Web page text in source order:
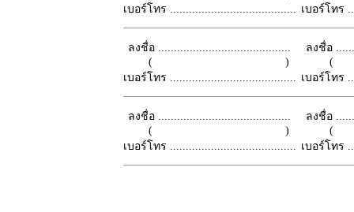
เบอร์โทร ........................................ เบอร์โทร
ลงชื่อ ..........................................
( )
เบอร์โทร ........................................
ลงชื่อ
เบอร์โทร
ลงชื่อ ..........................................
( )
เบอร์โทร ........................................
ลงชื่อ
เบอร์โทร